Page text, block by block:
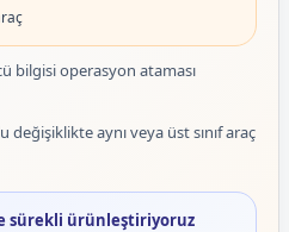
bilgisi operasyon ataması
değişiklikte aynı veya üst sınıf araç
sürekli ürünleştiriyoruz